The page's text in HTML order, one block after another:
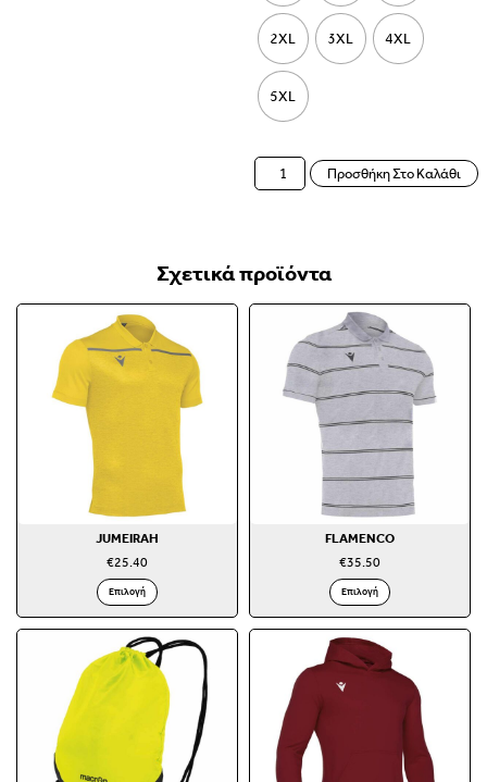
2XL 3XL 4XL
5XL
Προσθήκη Στο Καλάθι
Σχετικά προϊόντα
JUMEIRAH
€25.40
Επιλογή
FLAMENCO
€35.50
Επιλογή